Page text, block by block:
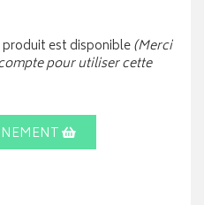
est disponible(Merci
pour utiliser cette